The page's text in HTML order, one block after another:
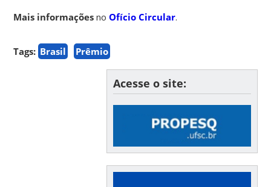
Mais informações noOfício Circular.
Tags: Brasil Prêmio
Acesse o site: